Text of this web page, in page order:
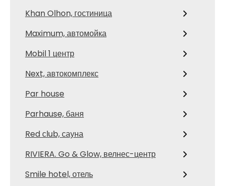
Khan Olhon, гостиница
Maximum, автомойка
Mobil 1 центр
Next, автокомплекс
Par house
Parhause, баня
Red сlub, сауна
RIVIERA. Go & Glow, велнес-центр
Smile hotel, отель